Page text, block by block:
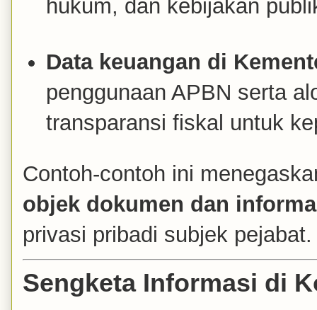
hukum, dan kebijakan
Data keuangan di
penggunaan APBN serta
transparansi fiskal untuk
Contoh-contoh ini
objek dokumen dan
privasi pribadi subjek pejabat.
Sengketa Informasi di